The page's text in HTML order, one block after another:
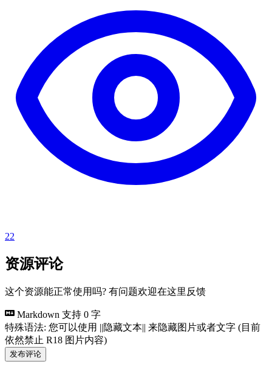
22
资源评论
这个资源能正常使用吗? 有问题欢迎在这里反馈
Markdown 支持 0 字
特殊语法: 您可以使用 ||隐藏文本|| 来隐藏图片或者文字 (目前
依然禁止 R18 图片内容)
发布评论